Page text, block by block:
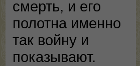
смерть, и его
полотна именно
так войну и
показывают.